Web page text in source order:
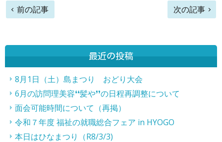
前
の
事
へ
の
リ
前の記事 次の記事
最近の投稿
8月1日（土）島まつり おどり大会
6月の訪問理美容❛❛髪や❜❜の日程再調整について
面会可能時間について（再掲）
令和７年度 福祉の就職総合フェア in HYOGO
本日はひなまつり（R8/3/3)